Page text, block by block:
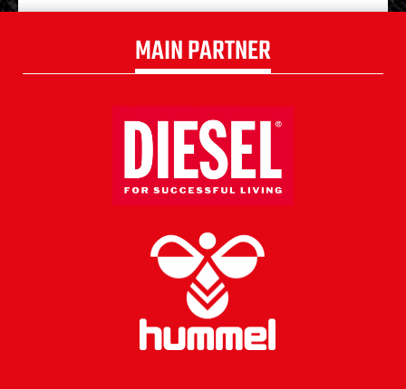
MAIN PARTNER